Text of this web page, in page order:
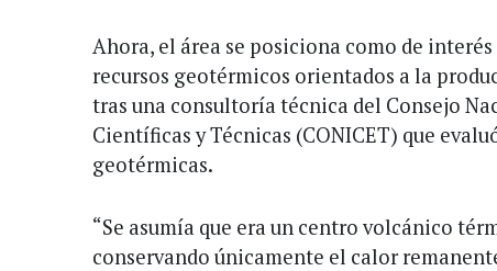
Ahora, el área se posiciona como de
recursos geotérmicos orientados a la
tras una consultoría técnica del Consejo
Científicas y Técnicas (CONICET) que
geotérmicas.
“Se asumía que era un centro volcánico
conservando únicamente el calor